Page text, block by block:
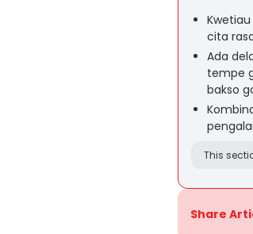
cita
Ada
tempe
bakso
This
Share